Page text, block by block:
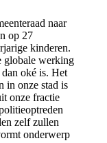
naar
op 27
kinderen.
globale werking
oké is. Het
in onze stad is
onze fractie
zelf zullen
onderwerp